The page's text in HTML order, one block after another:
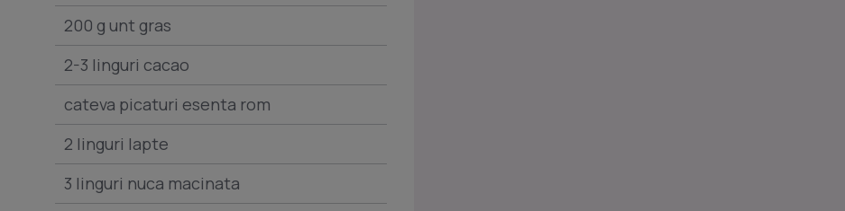
200 g unt gras
2-3 linguri cacao
cateva picaturi esenta rom
2 linguri lapte
3 linguri nuca macinata